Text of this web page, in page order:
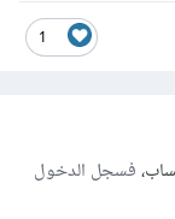
1
فسجل الدخول